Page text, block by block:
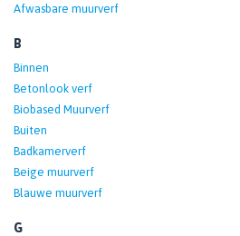
Afwasbare muurverf
B
Binnen
Betonlook verf
Biobased Muurverf
Buiten
Badkamerverf
Beige muurverf
Blauwe muurverf
G